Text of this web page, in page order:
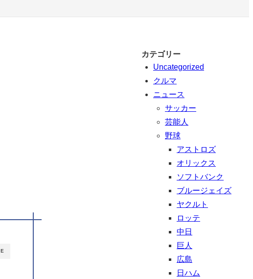
カテゴリー
Uncategorized
クルマ
ニュース
サッカー
芸能人
野球
アストロズ
オリックス
ソフトバンク
ブルージェイズ
ヤクルト
ロッテ
中日
巨人
広島
日ハム